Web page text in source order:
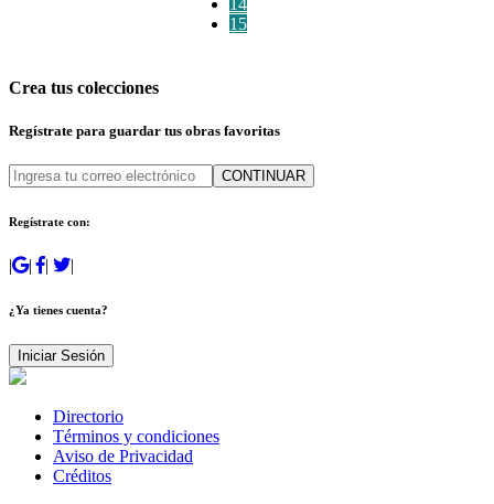
15
Crea tus colecciones
Regístrate para guardar tus obras favoritas
CONTINUAR
Regístrate con:
| | | |
¿Ya tienes cuenta?
Iniciar Sesión
Directorio
Términos y condiciones
Aviso de Privacidad
Créditos